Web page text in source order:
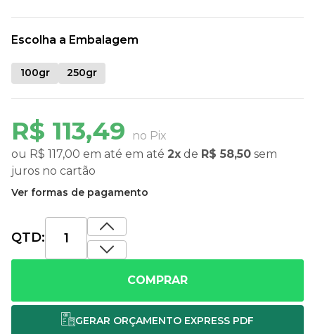
R$ 113,49
no Pix
ou R$ 117,00 em até em até 2x de R$ 58,50 sem
juros no cartão
Ver formas de pagamento
Escolha a Embalagem
100gr 250gr
QTD:
COMPRAR